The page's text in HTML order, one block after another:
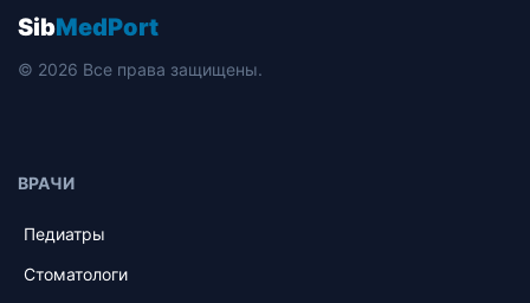
SibMedPort
© 2026 Все права защищены.
ВРАЧИ
Педиатры
Стоматологи